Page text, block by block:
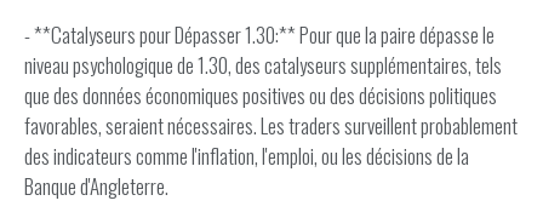
- **Catalyseurs pour Dépasser 1.30:** Pour que la paire dépasse le
niveau psychologique de 1.30, des catalyseurs supplémentaires, tels
que des données économiques positives ou des décisions politiques
favorables, seraient nécessaires. Les traders surveillent probablement
des indicateurs comme l'inflation, l'emploi, ou les décisions de la
Banque d'Angleterre.